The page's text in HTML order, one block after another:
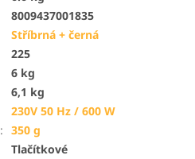
8009437001835
Stříbrná + černá
225
6 kg
6,1 kg
230V 50 Hz / 600 W
: 350 g
Tlačítkové